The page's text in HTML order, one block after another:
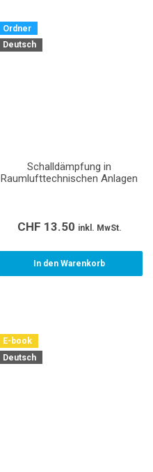
Ordner
Deutsch
Schalldämpfung in
Raumlufttechnischen Anlagen
CHF 13.50 inkl. MwSt.
In den Warenkorb
E-book
Deutsch